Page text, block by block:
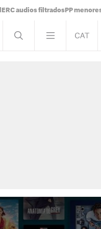
ERC audios filtrados PP